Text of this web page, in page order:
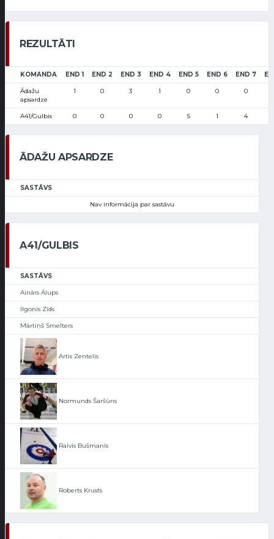
REZULTĀTI
KOMANDA END 1 END 2 END 3 END 4 END 5 END 6 END 7
Ādažu
apsardze
1 0 3 1 0 0 0
A41/Gulbis 0 0 0 0 5 1 4
ĀDAŽU APSARDZE
SASTĀVS
Nav informācija par sastāvu
A41/GULBIS
SASTĀVS
Ainārs Ālups
Ilgonis Zīds
Mārtiņš Smelters
Artis Zentelis
Normunds Šaršūns
Raivis Bušmanis
Roberts Krusts